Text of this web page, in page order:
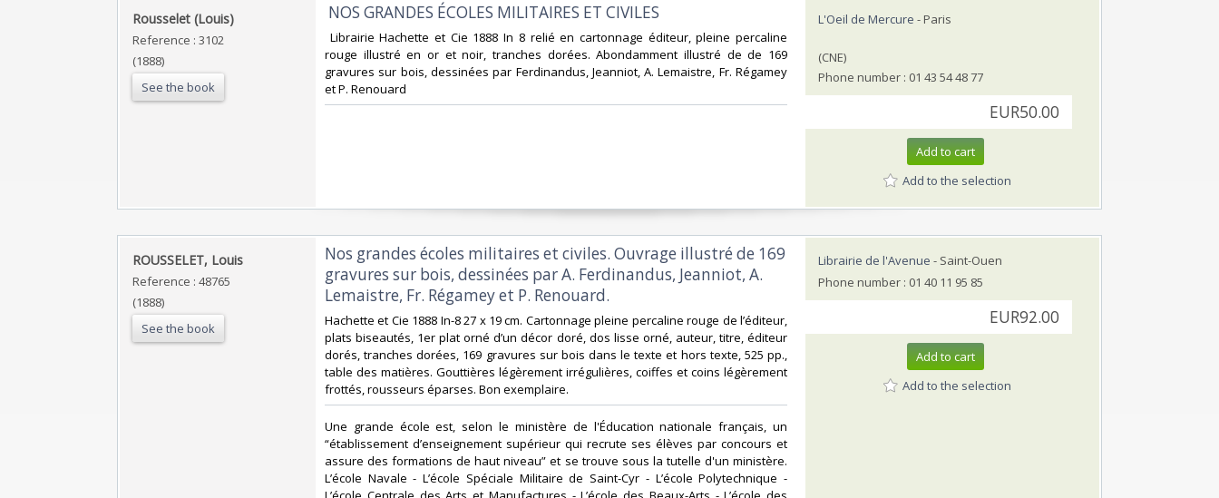
‎Rousselet (Louis) ‎
Reference : 3102
(1888)
See the book
‎ NOS GRANDES ÉCOLES MILITAIRES ET CIVILES‎
‎ Librairie Hachette et Cie 1888 In 8 relié en cartonnage éditeur, pleine percaline
rouge illustré en or et noir, tranches dorées. Abondamment illustré de de 169
gravures sur bois, dessinées par Ferdinandus, Jeanniot, A. Lemaistre, Fr. Régamey
et P. Renouard ‎
L'Oeil de Mercure - Paris
(CNE)
Phone number : 01 43 54 48 77
EUR50.00
Add to cart
Add to the selection
‎ROUSSELET, Louis‎
Reference : 48765
(1888)
See the book
‎Nos grandes écoles militaires et civiles. Ouvrage illustré de 169
gravures sur bois, dessinées par A. Ferdinandus, Jeanniot, A.
Lemaistre, Fr. Régamey et P. Renouard.‎
‎Hachette et Cie 1888 In-8 27 x 19 cm. Cartonnage pleine percaline rouge de l’éditeur,
plats biseautés, 1er plat orné d’un décor doré, dos lisse orné, auteur, titre, éditeur
dorés, tranches dorées, 169 gravures sur bois dans le texte et hors texte, 525 pp.,
table des matières. Gouttières légèrement irrégulières, coiffes et coins légèrement
frottés, rousseurs éparses. Bon exemplaire.‎
‎Une grande école est, selon le ministère de l'Éducation nationale français, un
“établissement d’enseignement supérieur qui recrute ses élèves par concours et
assure des formations de haut niveau” et se trouve sous la tutelle d'un ministère.
L’école Navale - L’école Spéciale Militaire de Saint-Cyr - L’école Polytechnique -
Librairie de l'Avenue - Saint-Ouen
Phone number : 01 40 11 95 85
EUR92.00
Add to cart
Add to the selection